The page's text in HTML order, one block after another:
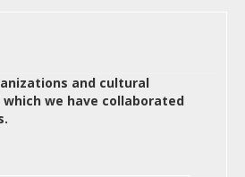
and cultural
we have collaborated